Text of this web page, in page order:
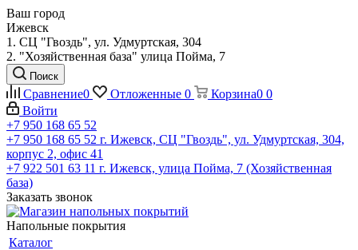
Ваш город
Ижевск
1. СЦ "Гвоздь", ул. Удмуртская, 304
2. "Хозяйственная база" улица Пойма, 7
Поиск
Сравнение0 Отложенные 0 Корзина0 0
Войти
+7 950 168 65 52
+7 950 168 65 52 г. Ижевск, СЦ "Гвоздь", ул. Удмуртская, 304,
корпус 2, офис 41
+7 922 501 63 11 г. Ижевск, улица Пойма, 7 (Хозяйственная
база)
Заказать звонок
Напольные покрытия
Каталог